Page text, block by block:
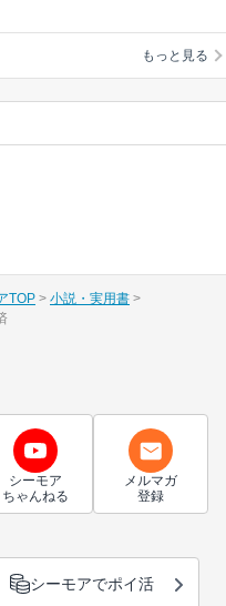
もっと見る
TOP
小説・実用書
シーモア
ちゃんねる
メルマガ
登録
シーモアでポイ活